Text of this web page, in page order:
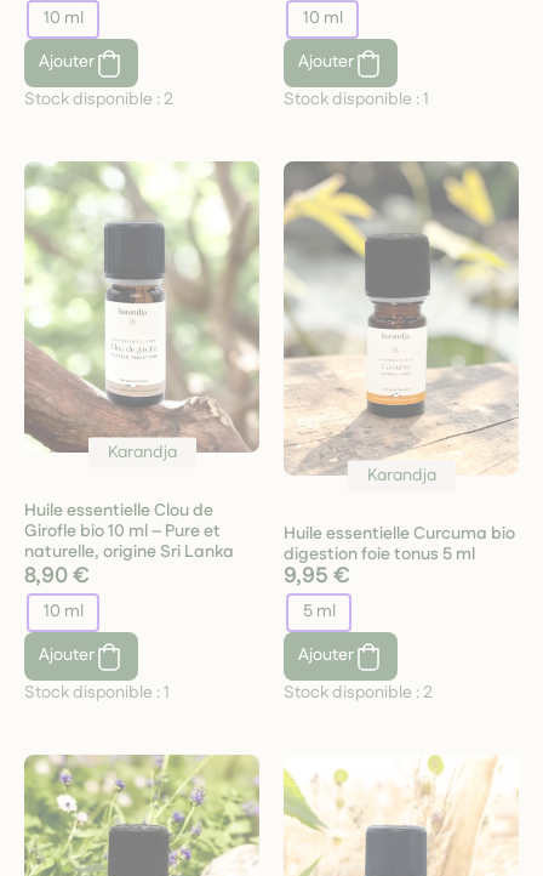
10 ml
Ajouter
Stock disponible : 2
10 ml
Ajouter
Stock disponible :1
Karandja
Huile essentielle Clou de
Girofle bio 10 ml – Pure et
naturelle, origine Sri Lanka
8,90 €
10 ml
Ajouter
Stock disponible :1
Karandja
Huile essentielle Curcuma bio
digestion foie tonus 5 ml
9,95 €
5 ml
Ajouter
Stock disponible : 2